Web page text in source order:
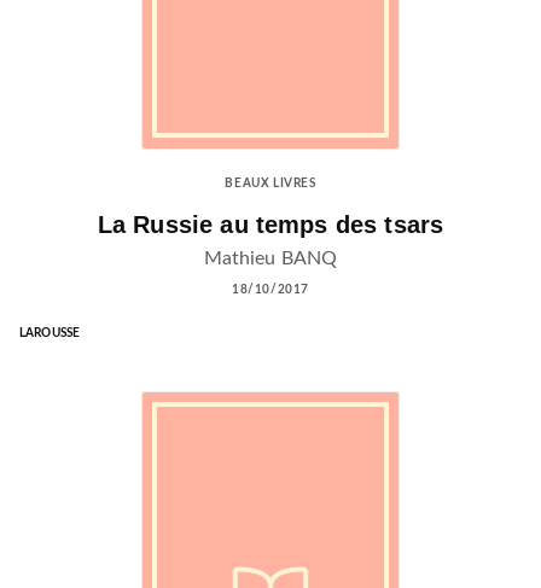
BEAUX LIVRES
La Russie au temps des tsars
Mathieu BANQ
18/10/2017
LAROUSSE